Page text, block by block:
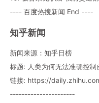
---- 百度热搜新闻 End ----
知乎新闻
新闻来源：知乎日榜
标题: 人类为何无法准确控制
链接: https://
----------------------